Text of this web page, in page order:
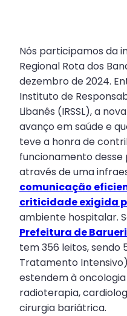
Nós participamos da
Regional Rota dos
dezembro de 2024.
Instituto de
Libanês (IRSSL), a
avanço em saúde e
teve a honra de
funcionamento
através de uma
comunicação
criticidade exigida
ambiente hospitalar.
Prefeitura de Barueri
tem 356 leitos, sendo
Tratamento
estendem à
radioterapia,
cirurgia bariátrica.